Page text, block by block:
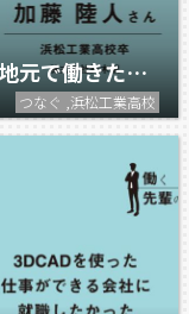
サーラグループという安心感と、地元で働きたいという気持ちが強かった。
つなぐ ,浜松工業高校